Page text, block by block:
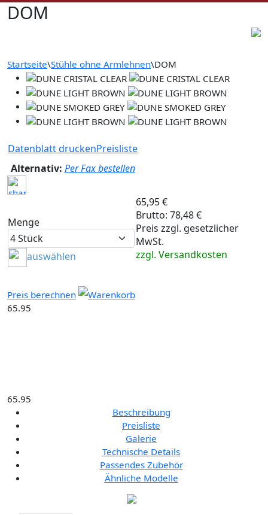
DOM
Startseite\Stühle ohne Armlehnen\DOM
Datenblatt druckenPreisliste
Alternativ: Per Fax bestellen
Menge
auswählen
65,95 €
Brutto: 78,48 €
Preis zzgl. gesetzlicher
MwSt.
zzgl. Versandkosten
Preis berechnen
Warenkorb
65.95
65.95
Beschreibung
Preisliste
Galerie
Technische Details
Passendes Zubehör
Ähnliche Modelle